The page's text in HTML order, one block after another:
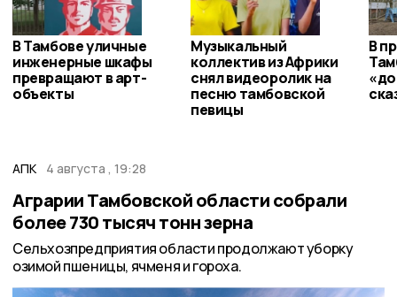
В Тамбове уличные
инженерные шкафы
превращают в арт-
объекты
Музыкальный
коллектив из Африки
снял видеоролик на
песню тамбовской
певицы
В
АПК 4 августа , 19:28
Аграрии Тамбовской области собрали
более 730 тысяч тонн зерна
Сельхозпредприятия области продолжают уборку
озимой пшеницы, ячменя и гороха.